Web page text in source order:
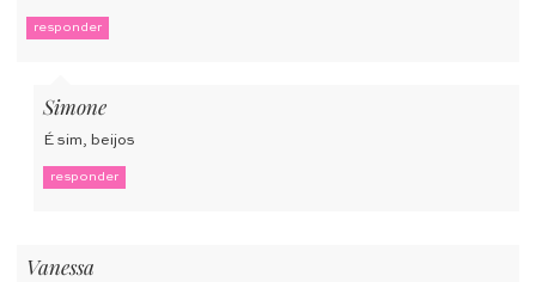
responder
Simone
É sim, beijos
responder
Vanessa